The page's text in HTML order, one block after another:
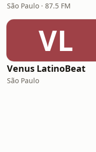
São Paulo · 87.5 FM
VL
Venus LatinoBeat
São Paulo